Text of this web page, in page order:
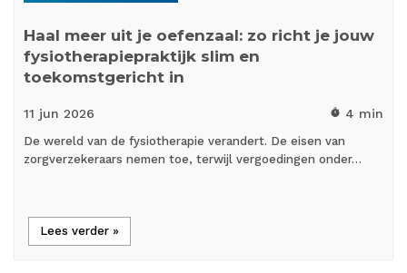
Haal meer uit je oefenzaal: zo richt je jouw
fysiotherapiepraktijk slim en
toekomstgericht in
11 jun 2026 timer 4 min
De wereld van de fysiotherapie verandert. De eisen van
zorgverzekeraars nemen toe, terwijl vergoedingen onder…
Lees verder »